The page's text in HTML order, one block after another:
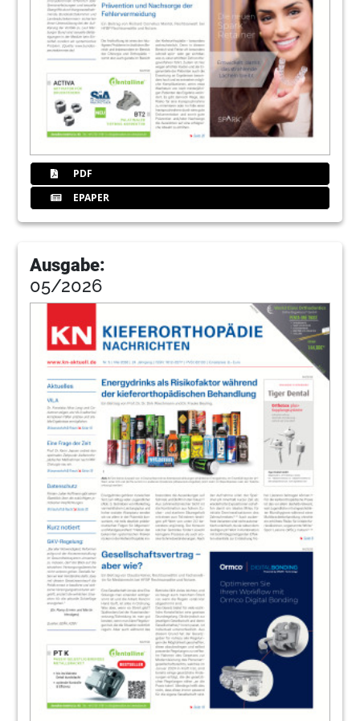
Redaktion
Jetzt anmelden zum 3M-Kongress
Excellere 2019!
Redaktion
Scheu-Dental GmbH
36Jubiläumspreise bei dentalline
Redaktion
38Alles sicher, alles schnell, alles Smoozie
39Voll im digitalen Trend
ZWP online
Dentaurum Digital
Redaktion
Natürlich-ästhetischer Look
Redaktion
3D-Drucker Planmeca Creo™ C5
Redaktion
Align Technology präsentiert iTero
Element 5D
Redaktion
Die neue Philips Sonicare ExpertClean
PDF
EPAPER
Ausgabe:
05/2026